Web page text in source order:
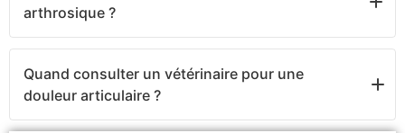
confort articulaire du chien.
arthrosique ?
importante pour préserver la mobilité et éviter
l’enraidissement.
Quand consulter un vétérinaire pour une
douleur articulaire ?